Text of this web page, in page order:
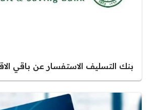
بنك التسليف الاستفسار عن باقي